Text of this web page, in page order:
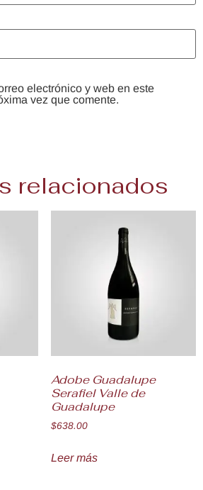
electrónico y web en este
vez que comente.
relacionados
Adobe Guadalupe
Serafiel Valle de
Guadalupe
$638.00
Leer más